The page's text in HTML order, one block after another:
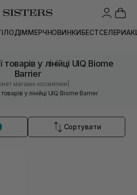
ДІММЕРЧНОВИНКИБЕСТСЕЛЕРИ
товарів у лінійці UIQ Biome
Barrier
магазин косметики
у лінійці UIQ Biome Barrier
Сортувати